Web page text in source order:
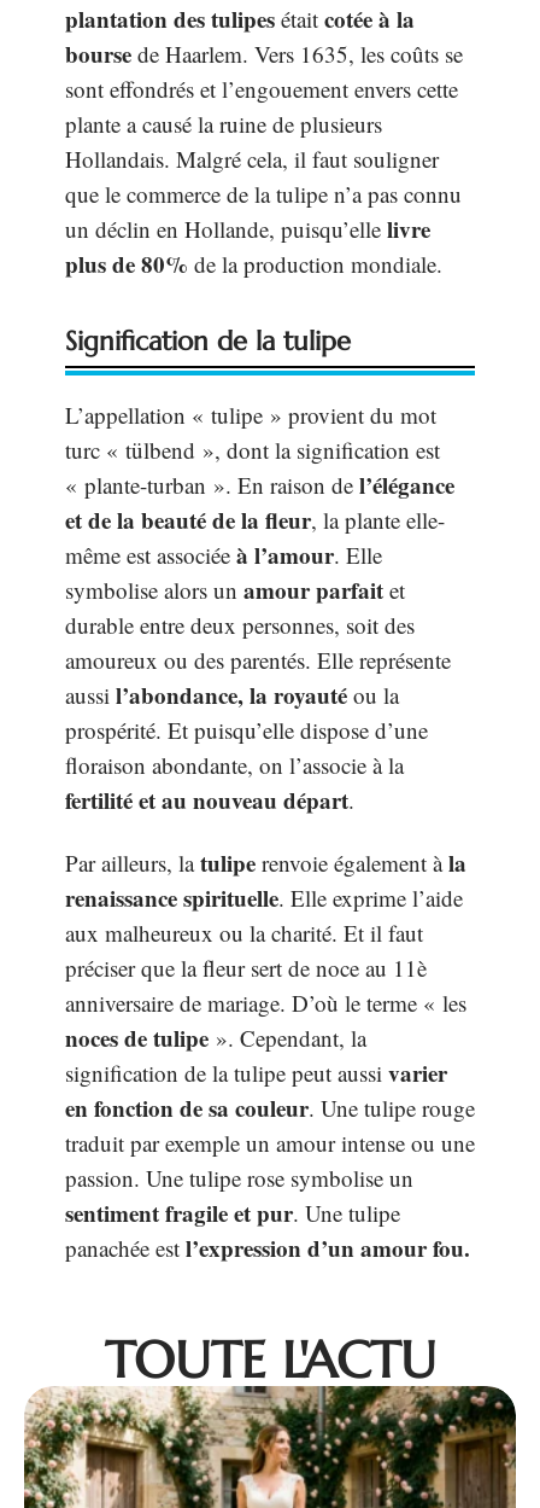
plantation des tulipes était cotée à la
bourse de Haarlem. Vers 1635, les coûts se
sont effondrés et l’engouement envers cette
plante a causé la ruine de plusieurs
Hollandais. Malgré cela, il faut souligner
que le commerce de la tulipe n’a pas connu
un déclin en Hollande, puisqu’elle livre
plus de 80% de la production mondiale.
Signification de la tulipe
L’appellation « tulipe » provient du mot
turc « tülbend », dont la signification est
« plante-turban ». En raison de l’élégance
et de la beauté de la fleur, la plante elle-
même est associée à l’amour. Elle
symbolise alors un amour parfait et
durable entre deux personnes, soit des
amoureux ou des parentés. Elle représente
aussi l’abondance, la royauté ou la
prospérité. Et puisqu’elle dispose d’une
floraison abondante, on l’associe à la
fertilité et au nouveau départ.
Par ailleurs, latulipe renvoie également àla
renaissance spirituelle. Elle exprime l’aide
aux malheureux ou la charité. Et il faut
préciser que la fleur sert de noce au 11è
anniversaire de mariage. D’où le terme « les
noces de tulipe ». Cependant, la
signification de la tulipe peut aussi varier
en fonction de sa couleur. Une tulipe rouge
traduit par exemple un amour intense ou une
passion. Une tulipe rose symbolise un
sentiment fragile et pur. Une tulipe
panachée est l’expression d’un amour fou.
TOUTE L'ACTU